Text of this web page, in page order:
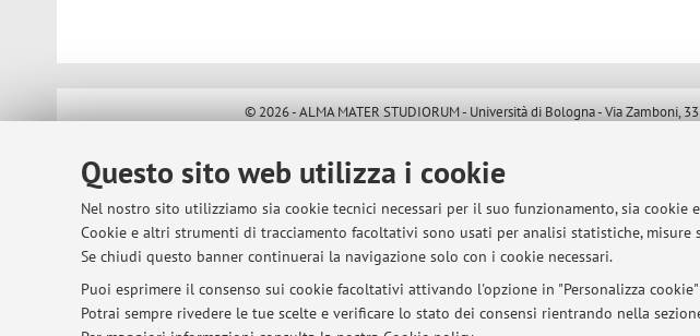
Questo sito web utilizza i cookie
Nel nostro sito utilizziamo sia cookie tecnici necessari per il suo funzionamento, sia
Cookie e altri strumenti di tracciamento facoltativi sono usati per analisi statistiche,
Se chiudi questo banner continuerai la navigazione solo con i cookie necessari.
Puoi esprimere il consenso sui cookie facoltativi attivando l'opzione in "Personalizza
Potrai sempre rivedere le tue scelte e verificare lo stato dei consensi rientrando nella
© 2026 - ALMA MATER STUDIORUM - Università di Bologna - Via Zamboni,